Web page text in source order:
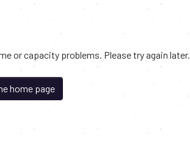
or capacity problems. Please try again later.
home page